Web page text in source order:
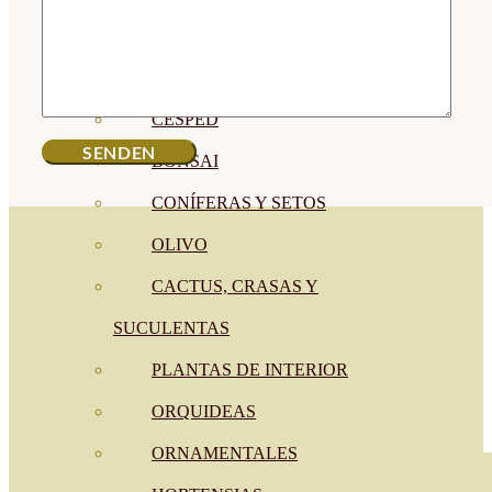
CÉSPED
BONSAI
CONÍFERAS Y SETOS
OLIVO
CACTUS, CRASAS Y
SUCULENTAS
PLANTAS DE INTERIOR
ORQUIDEAS
ORNAMENTALES